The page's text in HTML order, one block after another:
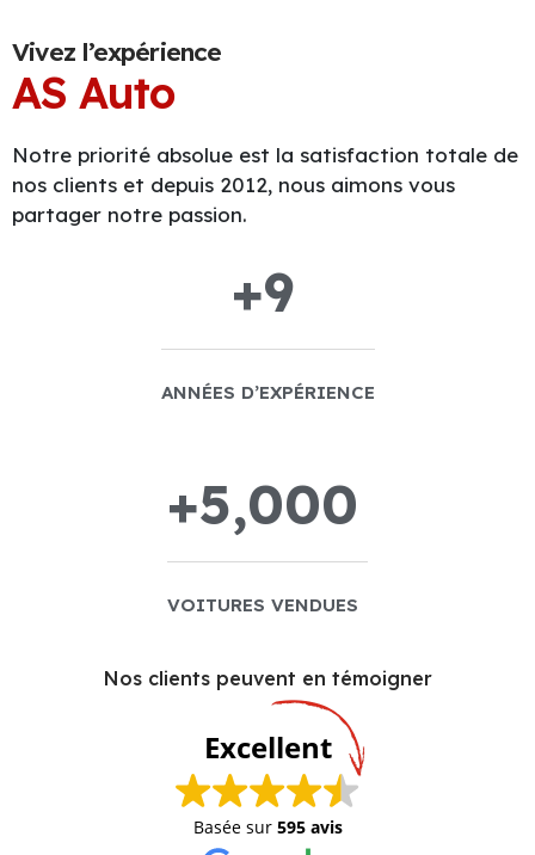
Vivez l’expérience
AS Auto
Notre priorité absolue est la satisfaction totale de
nos clients et depuis 2012, nous aimons vous
partager notre passion.
+9
ANNÉES D’EXPÉRIENCE
+5,000
VOITURES VENDUES
Nos clients peuvent en témoigner
Excellent
Basée sur 595 avis